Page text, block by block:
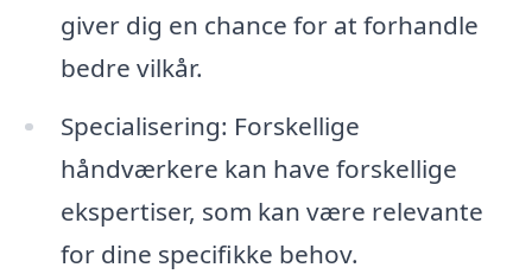
giver dig en chance for at forhandle
bedre vilkår.
Specialisering: Forskellige
håndværkere kan have forskellige
ekspertiser, som kan være relevante
for dine specifikke behov.